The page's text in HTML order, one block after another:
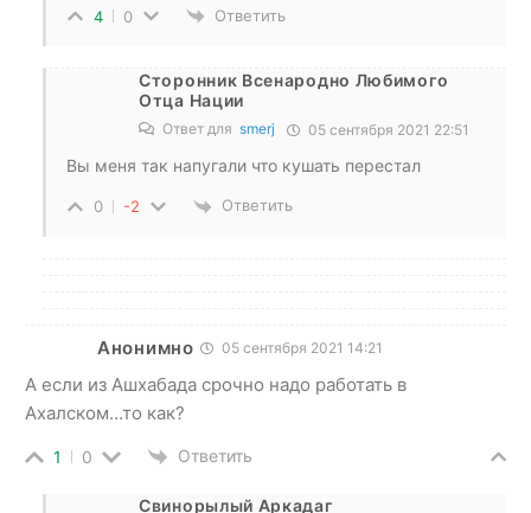
4 0 Ответить
Сторонник Всенародно Любимого
Отца Нации
Ответ для smerj 05 сентября 2021 22:51
Вы меня так напугали что кушать перестал
0 -2 Ответить
Анонимно 05 сентября 2021 14:21
А если из Ашхабада срочно надо работать в
Ахалском…то как?
1 0 Ответить
Свинорылый Аркадаг